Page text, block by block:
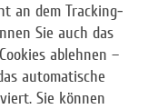
an dem Tracking-
Sie auch das
ablehnen –
automatische
Sie können